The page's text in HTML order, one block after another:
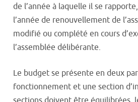
de l’année à laquelle il se
l’année de renouvellement de
modifié ou complété en cours
l’assemblée délibérante.
Le budget se présente en deux
fonctionnement et une section